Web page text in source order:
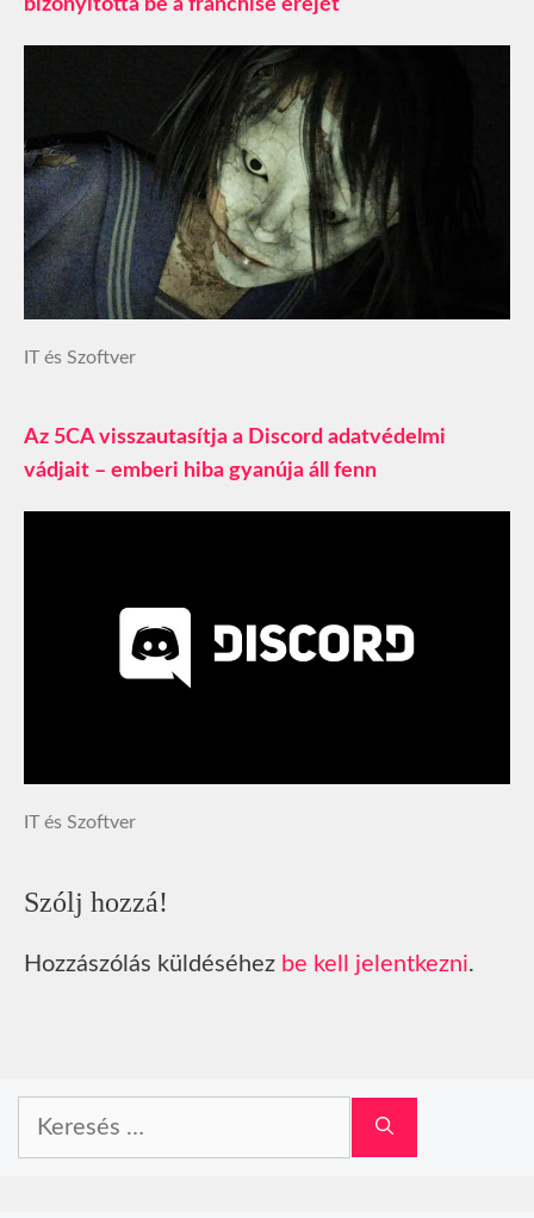
bizonyította be a franchise erejét
IT és Szoftver
Az 5CA visszautasítja a Discord adatvédelmi
vádjait – emberi hiba gyanúja áll fenn
IT és Szoftver
Szólj hozzá!
Hozzászólás küldéséhez be kell jelentkezni.